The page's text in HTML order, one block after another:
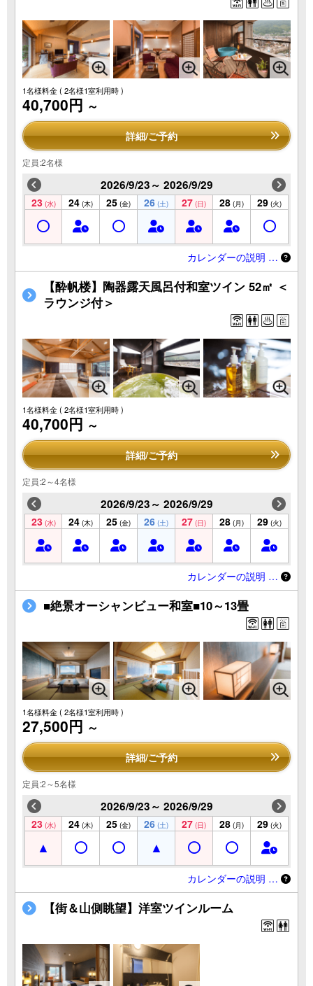
1名様料金( 2名様1室利用時 )
40,700円 ～
詳細/ご予約
定員:2名様
2026/9/23～ 2026/9/29
23 (水) 24 (木) 25 (金) 26 (土) 27 (日) 28 (月) 29 (火)
カレンダーの説明 …
【酔帆楼】陶器露天風呂付和室ツイン 52㎡ ＜
ラウンジ付＞
1名様料金( 2名様1室利用時 )
40,700円 ～
詳細/ご予約
定員:2～4名様
2026/9/23～ 2026/9/29
23 (水) 24 (木) 25 (金) 26 (土) 27 (日) 28 (月) 29 (火)
カレンダーの説明 …
■絶景オーシャンビュー和室■10～13畳
1名様料金( 2名様1室利用時 )
27,500円 ～
詳細/ご予約
定員:2～5名様
2026/9/23～ 2026/9/29
23 (水) 24 (木) 25 (金) 26 (土) 27 (日) 28 (月) 29 (火)
カレンダーの説明 …
【街＆山側眺望】洋室ツインルーム